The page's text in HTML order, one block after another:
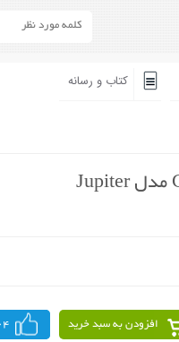
کتاب و رسانه
افزودن به سبد خرید 64